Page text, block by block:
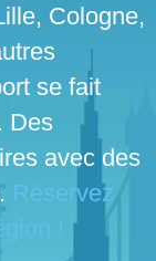
Cologne,
se fait
Des
avec des
Réservez
!